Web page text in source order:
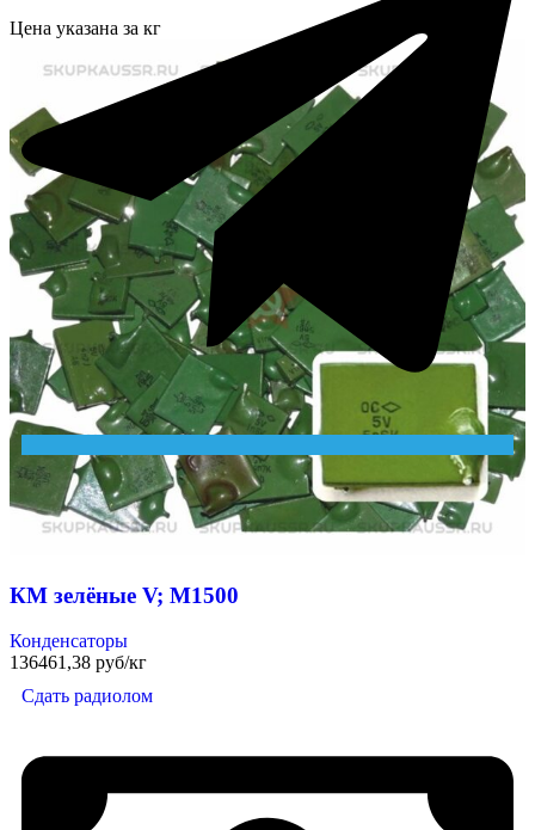
Цена указана за кг
КМ зелёные V; М1500
Конденсаторы
136461,38 руб/кг
Сдать радиолом